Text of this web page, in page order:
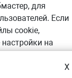
X
для
Если
cookie,
на